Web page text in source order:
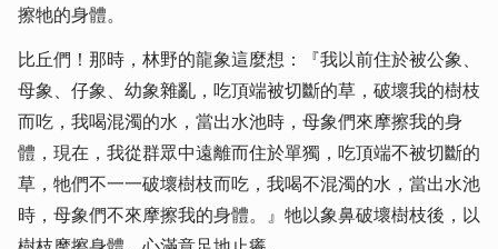
擦牠的身體。
比丘們！那時，林野的龍象這麼想：『我以前住於被公象、
母象、仔象、幼象雜亂，吃頂端被切斷的草，破壞我的樹枝
而吃，我喝混濁的水，當出水池時，母象們來摩擦我的身
體，現在，我從群眾中遠離而住於單獨，吃頂端不被切斷的
草，牠們不一一破壞樹枝而吃，我喝不混濁的水，當出水池
時，母象們不來摩擦我的身體。』牠以象鼻破壞樹枝後，以